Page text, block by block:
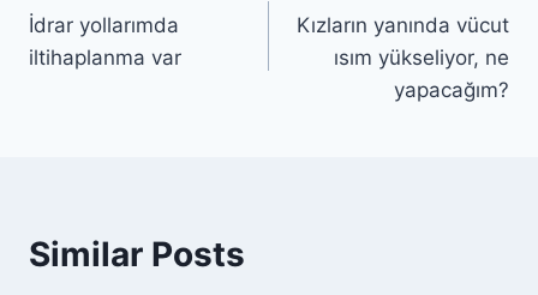
İdrar yollarımda
iltihaplanma var
Kızların yanında vücut
ısım yükseliyor, ne
yapacağım?
Similar Posts